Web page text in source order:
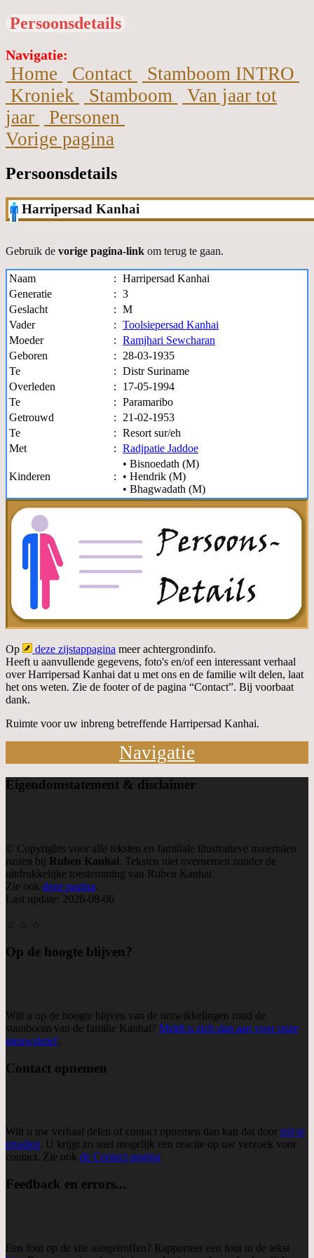
Persoonsdetails
Navigatie:
Home Contact
Stamboom INTRO
Kroniek
Stamboom
Van jaar tot
jaar
Personen
Vorige pagina
Persoonsdetails
Harripersad Kanhai
Gebruik de vorige pagina-link om terug te gaan.
Naam : Harripersad Kanhai
Generatie
: 3
Geslacht
: M
Vader
: Toolsiepersad Kanhai
Moeder
: Ramjhari Sewcharan
Geboren
:
28-03-1935
Te
: Distr Suriname
Overleden
:
17-05-1994
Te
: Paramaribo
Getrouwd
:
21-02-1953
Te
: Resort sur/eh
Met
: Radjpatie Jaddoe
Kinderen :
• Bisnoedath (M)
• Hendrik (M)
• Bhagwadath (M)
Op deze zijstappagina meer achtergrondinfo.
Heeft u aanvullende gegevens, foto's en/of een interessant verhaal
over Harripersad Kanhai dat u met ons en de familie wilt delen, laat
het ons weten. Zie de footer of de pagina “Contact”. Bij voorbaat
dank.
Ruimte voor uw inbreng betreffende Harripersad Kanhai.
Navigatie
Eigendomstatement & disclaimer
© Copyrights voor alle teksten en familiale illustratieve materialen
rusten bij Ruben Kanhai. Teksten niet overnemen zonder de
uitdrukkelijke toestemming van Ruben Kanhai.
Zie ook deze pagina.
Last update: 2026-08-06
Op de hoogte blijven?
Wilt u op de hoogte blijven van de ontwikkelingen rond de
stamboom van de familie Kanhai? Meldt u zich dan aan voor onze
nieuwsbrief.
Contact opnemen
Wilt u uw verhaal delen of contact opnemen dan kan dat door mij te
emailen. U krijgt zo snel mogelijk een reactie op uw verzoek voor
contact. Zie ook de Contact-pagina.
Feedback en errors...
Een fout op de site aangetroffen? Rapporteer een fout in de tekst